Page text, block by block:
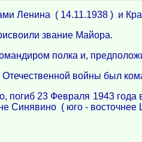
Ленина ( 14.11.1938 ) и
звание Майора.
полка и,
войны был
погиб 23 Февраля 1943
Синявино ( юго - восточнее